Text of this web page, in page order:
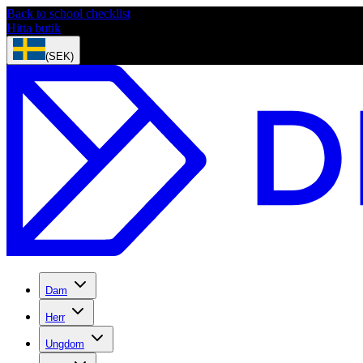
Back to school checklist
Hitta butik
(SEK)
Dam
Herr
Ungdom